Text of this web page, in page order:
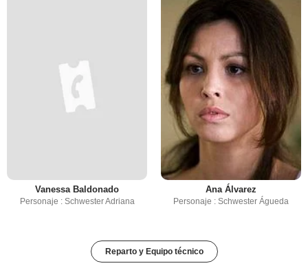
Vanessa Baldonado
Personaje : Schwester Adriana
Ana Álvarez
Personaje : Schwester Águeda
Reparto y Equipo técnico